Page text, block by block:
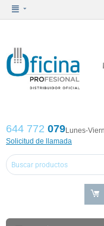
644 772 079Lunes-
Solicitud de llamada